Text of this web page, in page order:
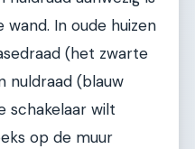
In oude huizen
(het zwarte
nuldraad (blauw
schakelaar wilt
op de muur